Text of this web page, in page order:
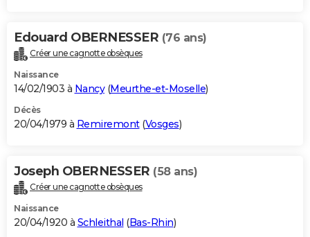
Edouard OBERNESSER (76 ans)
Créer une cagnotte obsèques
Naissance
14/02/1903 à Nancy(Meurthe-et-Moselle)
Décès
20/04/1979 à Remiremont(Vosges)
Joseph OBERNESSER (58 ans)
Créer une cagnotte obsèques
Naissance
20/04/1920 à Schleithal (Bas-Rhin)